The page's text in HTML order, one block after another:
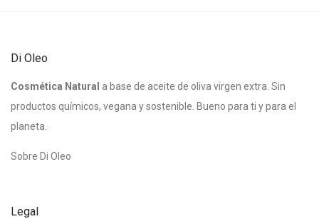
Di Oleo
Cosmética Natural a base de aceite de oliva virgen extra. Sin
productos químicos, vegana y sostenible. Bueno para ti y para el
planeta.
Sobre Di Oleo
Legal